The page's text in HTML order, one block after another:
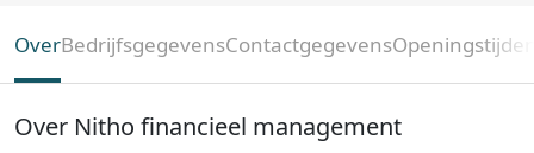
OverBedrijfsgegevensContactgegevens
Over Nitho financieel management